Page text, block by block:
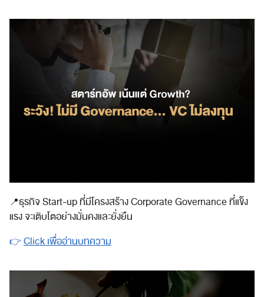
📍ธุรกิจ Start-up ที่มีโครงสร้าง Corporate Governance ที่แข็ง
แรง จะเติบโตอย่างมั่นคงและยั่งยืน
👉Click เพื่ออ่านบทความ